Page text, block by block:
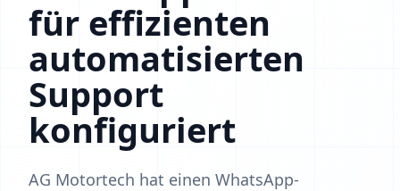
für effizienten
automatisierten
Support
konfiguriert
AG Motortech hat einen WhatsApp-